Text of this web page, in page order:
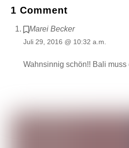
1 Comment
Marei Becker
Juli 29, 2016 @ 10:32 a.m.
Wahnsinnig schön!! Bali muss